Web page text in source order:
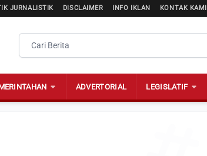
JURNALISTIK DISCLAIMER INFO IKLAN KONTAK KAMI
ADVERTORIAL LEGISLATIF